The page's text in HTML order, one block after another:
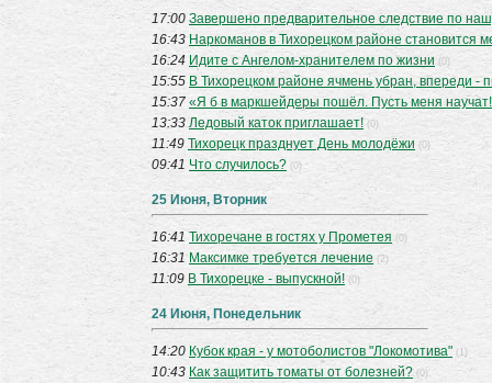
17:00 Завершено предварительное следствие по
16:43 Наркоманов в Тихорецком районе становится
16:24 Идите с Ангелом-хранителем по жизни (0)
15:55 В Тихорецком районе ячмень убран, впереди -
15:37 «Я б в маркшейдеры пошёл. Пусть меня
13:33 Ледовый каток приглашает! (0)
11:49 Тихорецк празднует День молодёжи (0)
09:41 Что случилось? (0)
25 Июня, Вторник
16:41 Тихоречане в гостях у Прометея (0)
16:31 Максимке требуется лечение (2)
11:09 В Тихорецке - выпускной! (0)
24 Июня, Понедельник
14:20 Кубок края - у мотоболистов "Локомотива" (1)
10:43 Как защитить томаты от болезней? (0)